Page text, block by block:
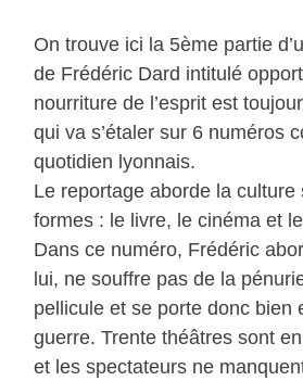
On trouve ici la 5ème partie
de Frédéric Dard intitulé
nourriture de l’esprit est
qui va s’étaler sur 6 numéros
quotidien lyonnais.
Le reportage aborde la culture
formes : le livre, le cinéma et
Dans ce numéro, Frédéric
lui, ne souffre pas de la
pellicule et se porte donc bien
guerre. Trente théâtres sont
et les spectateurs ne